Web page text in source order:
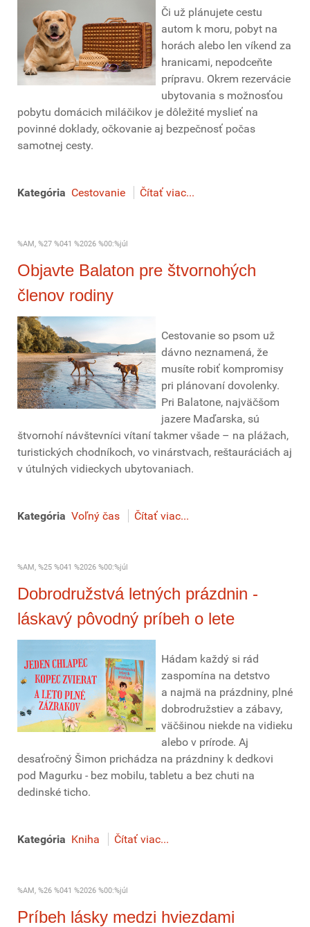
Či už plánujete cestu
autom k moru, pobyt na
horách alebo len víkend za
hranicami, nepodceňte
prípravu. Okrem rezervácie
ubytovania s možnosťou
pobytu domácich miláčikov je dôležité myslieť na
povinné doklady, očkovanie aj bezpečnosť počas
samotnej cesty.
Kategória Cestovanie Čítať viac...
%AM, %27 %041 %2026 %00:%júl
Objavte Balaton pre štvornohých
členov rodiny
Cestovanie so psom už
dávno neznamená, že
musíte robiť kompromisy
pri plánovaní dovolenky.
Pri Balatone, najväčšom
jazere Maďarska, sú
štvornohí návštevníci vítaní takmer všade – na plážach,
turistických chodníkoch, vo vinárstvach, reštauráciách aj
v útulných vidieckych ubytovaniach.
Kategória Voľný čas Čítať viac...
%AM, %25 %041 %2026 %00:%júl
Dobrodružstvá letných prázdnin -
láskavý pôvodný príbeh o lete
Hádam každý si rád
zaspomína na detstvo
a najmä na prázdniny, plné
dobrodružstiev a zábavy,
väčšinou niekde na vidieku
alebo v prírode. Aj
desaťročný Šimon prichádza na prázdniny k dedkovi
pod Magurku - bez mobilu, tabletu a bez chuti na
dedinské ticho.
Kategória Kniha Čítať viac...
%AM, %26 %041 %2026 %00:%júl
Príbeh lásky medzi hviezdami